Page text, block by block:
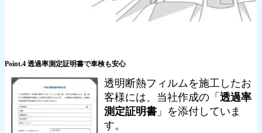
Point.4 透過率測定証明書で車検も安心
透明断熱フィルムを施工したお
客様には、当社作成の「 透過率
測定証明書 」を添付していま
す。